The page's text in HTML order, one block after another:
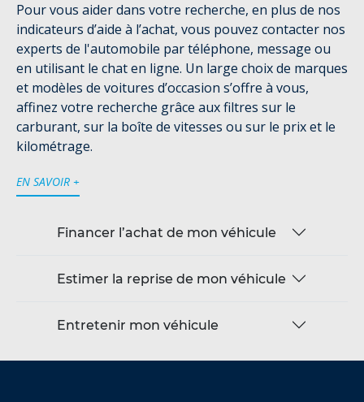
Pour vous aider dans votre recherche, en plus de nos
indicateurs d’aide à l’achat, vous pouvez contacter nos
experts de l'automobile par téléphone, message ou
en utilisant le chat en ligne. Un large choix de marques
et modèles de voitures d’occasion s’offre à vous,
affinez votre recherche grâce aux filtres sur le
carburant, sur la boîte de vitesses ou sur le prix et le
kilométrage.
EN SAVOIR +
Financer l’achat de mon véhicule
Estimer la reprise de mon véhicule
Entretenir mon véhicule